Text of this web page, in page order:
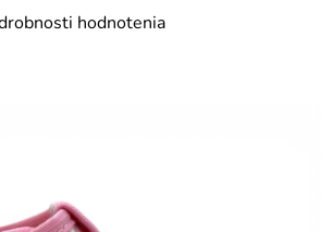
produktu je 0,0 z 5 hviezdičiek.
hodnotenia